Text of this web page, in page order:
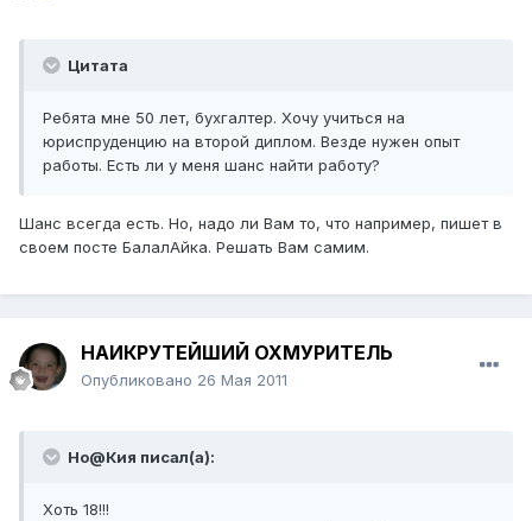
Цитата
Ребята мне 50 лет, бухгалтер. Хочу учиться на
юриспруденцию на второй диплом. Везде нужен опыт
работы. Есть ли у меня шанс найти работу?
Шанс всегда есть. Но, надо ли Вам то, что например, пишет в
своем посте БалалАйка. Решать Вам самим.
НАИКРУТЕЙШИЙ ОХМУРИТЕЛЬ
Опубликовано 26 Мая 2011
Но@Кия писал(а):
Хоть 18!!!